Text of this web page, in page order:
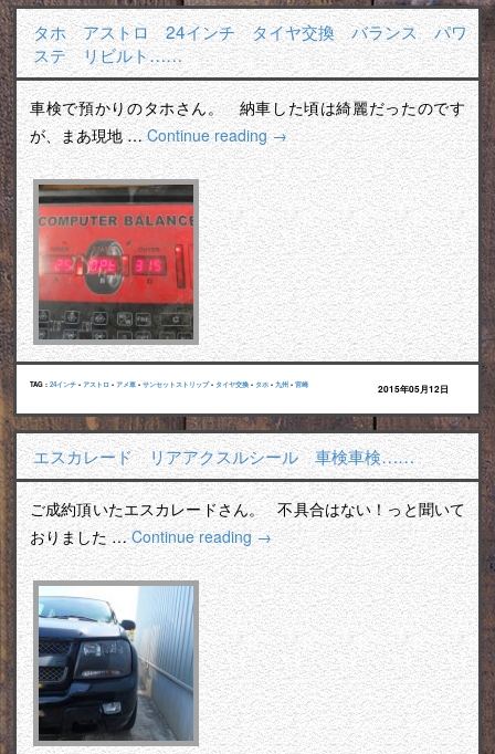
タホ アストロ 24インチ タイヤ交換 バランス パワ
ステ リビルト……
車検で預かりのタホさん。 納車した頃は綺麗だったのです
が、まあ現地 …Continue reading→
TAG : 24インチ • アストロ • アメ車 • サンセットストリップ• タイヤ交換 • タホ • 九州 • 宮崎 2015年05月12日
エスカレード リアアクスルシール 車検車検……
ご成約頂いたエスカレードさん。 不具合はない！っと聞いて
おりました …Continue reading→